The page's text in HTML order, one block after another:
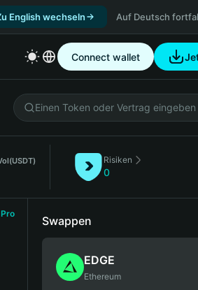
English wechseln Auf Deutsch
Connect wallet
(USDT) Risiken
0
Pro
Swappen
EDGE
Ethereum